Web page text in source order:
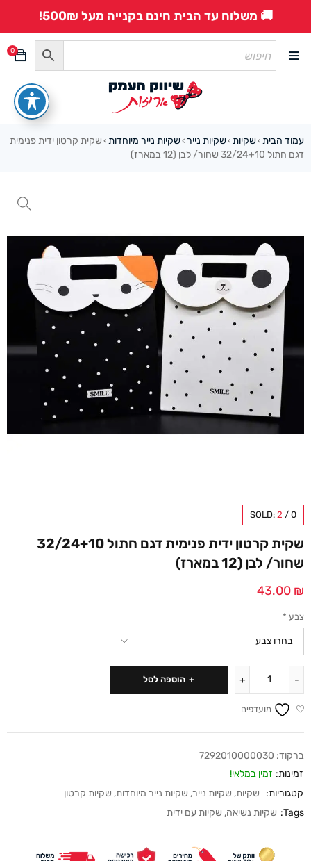
🚚 משלוח עד הבית חינם בקנייה מעל 500₪!
0
עמוד הבית ›שקיות ›שקיות נייר ›שקיות נייר מיוחדות › שקית קרטון ידית פנימית
דגם חתול 32/24+10 שחור/ לבן (12 במארז)
SOLD: 2 / 0
שקית קרטון ידית פנימית דגם חתול 32/24+10
שחור/ לבן (12 במארז)
43.00 ₪
צבע *
הוספה לסל
מועדפים
ברקוד: 7292010000030
זמינות: זמין במלאי!
קטגוריות:
שקיות, שקיות נייר, שקיות נייר מיוחדות, שקיות קרטון
Tags: שקיות נשיאה, שקיות עם ידית